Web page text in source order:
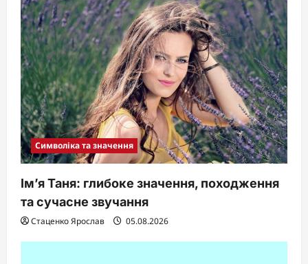
Символіка та значення
Ім’я Таня: глибоке значення, походження
та сучасне звучання
Стаценко Ярослав 05.08.2026